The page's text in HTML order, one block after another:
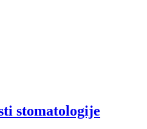
stomatologije